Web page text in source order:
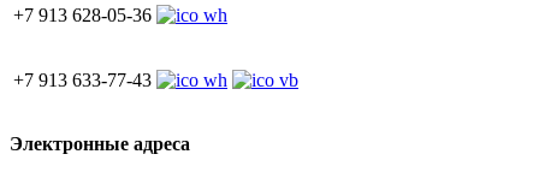
+7 913 628-05-36
+7 913 633-77-43
Электронные адреса